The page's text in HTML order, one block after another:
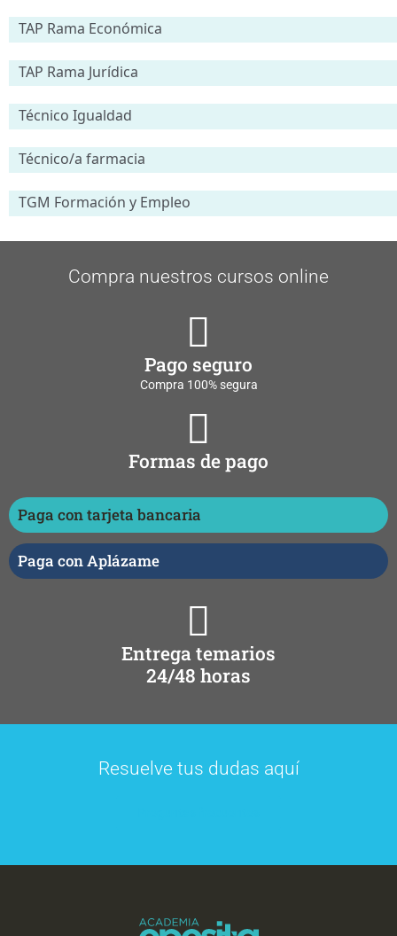
TAP Rama Económica
TAP Rama Jurídica
Técnico Igualdad
Técnico/a farmacia
TGM Formación y Empleo
Compra nuestros cursos online
Pago seguro
Compra 100% segura
Formas de pago
Paga con tarjeta bancaria
Paga con Aplázame
Entrega temarios
24/48 horas
Resuelve tus dudas aquí